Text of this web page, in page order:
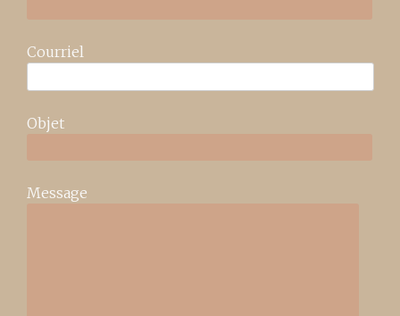
Courriel
Objet
Message